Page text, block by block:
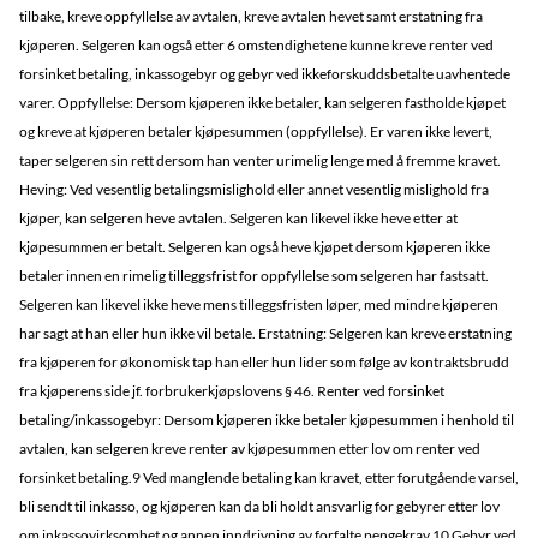
tilbake, kreve oppfyllelse av avtalen, kreve avtalen hevet samt erstatning fra
kjøperen. Selgeren kan også etter 6 omstendighetene kunne kreve renter ved
forsinket betaling, inkassogebyr og gebyr ved ikkeforskuddsbetalte uavhentede
varer. Oppfyllelse: Dersom kjøperen ikke betaler, kan selgeren fastholde kjøpet
og kreve at kjøperen betaler kjøpesummen (oppfyllelse). Er varen ikke levert,
taper selgeren sin rett dersom han venter urimelig lenge med å fremme kravet.
Heving: Ved vesentlig betalingsmislighold eller annet vesentlig mislighold fra
kjøper, kan selgeren heve avtalen. Selgeren kan likevel ikke heve etter at
kjøpesummen er betalt. Selgeren kan også heve kjøpet dersom kjøperen ikke
betaler innen en rimelig tilleggsfrist for oppfyllelse som selgeren har fastsatt.
Selgeren kan likevel ikke heve mens tilleggsfristen løper, med mindre kjøperen
har sagt at han eller hun ikke vil betale. Erstatning: Selgeren kan kreve erstatning
fra kjøperen for økonomisk tap han eller hun lider som følge av kontraktsbrudd
fra kjøperens side jf. forbrukerkjøpslovens § 46. Renter ved forsinket
betaling/inkassogebyr: Dersom kjøperen ikke betaler kjøpesummen i henhold til
avtalen, kan selgeren kreve renter av kjøpesummen etter lov om renter ved
forsinket betaling.9 Ved manglende betaling kan kravet, etter forutgående varsel,
bli sendt til inkasso, og kjøperen kan da bli holdt ansvarlig for gebyrer etter lov